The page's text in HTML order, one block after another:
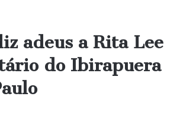
adeus a Rita Lee
do Ibirapuera